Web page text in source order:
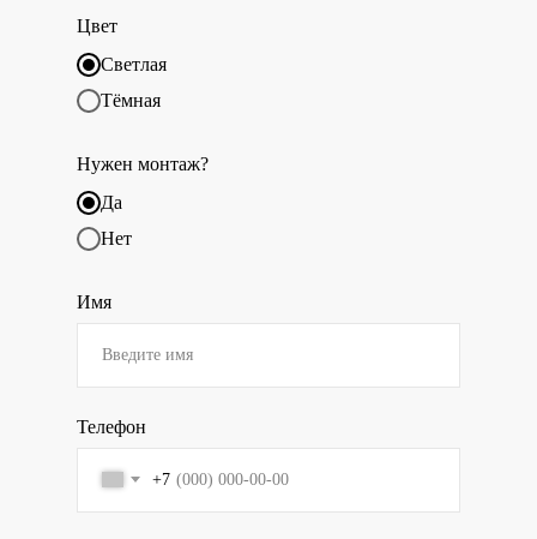
Цвет
Светлая
Тёмная
Нужен монтаж?
Да
Нет
Имя
Телефон
+7